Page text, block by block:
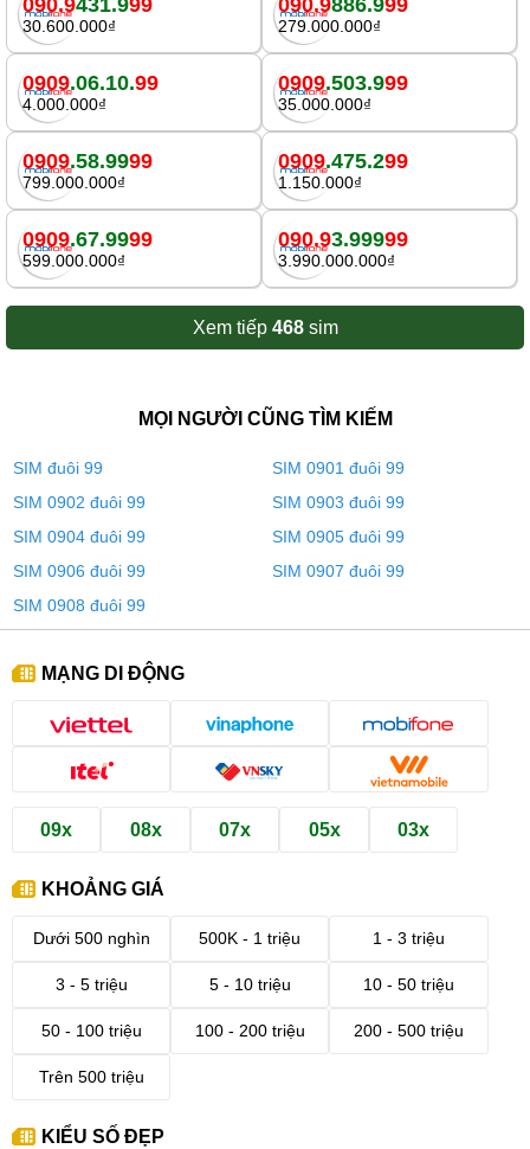
090.9431.999
30.600.000₫
090.9886.999
279.000.000₫
0909.06.10.99
4.000.000₫
0909.503.999
35.000.000₫
0909.58.9999
799.000.000₫
0909.475.299
1.150.000₫
0909.67.9999
599.000.000₫
090.93.99999
3.990.000.000₫
Xem tiếp 468sim
MỌI NGƯỜI CŨNG TÌM KIẾM
SIM đuôi 99
SIM 0901 đuôi 99
SIM 0902 đuôi 99
SIM 0903 đuôi 99
SIM 0904 đuôi 99
SIM 0905 đuôi 99
SIM 0906 đuôi 99
SIM 0907 đuôi 99
SIM 0908 đuôi 99
MẠNG DI ĐỘNG
09x 08x 07x 05x 03x
KHOẢNG GIÁ
Dưới 500 nghìn 500K - 1 triệu 1 - 3 triệu
3 - 5 triệu 5 - 10 triệu 10 - 50 triệu
50 - 100 triệu 100 - 200 triệu 200 - 500 triệu
Trên 500 triệu
KIỂU SỐ ĐẸP